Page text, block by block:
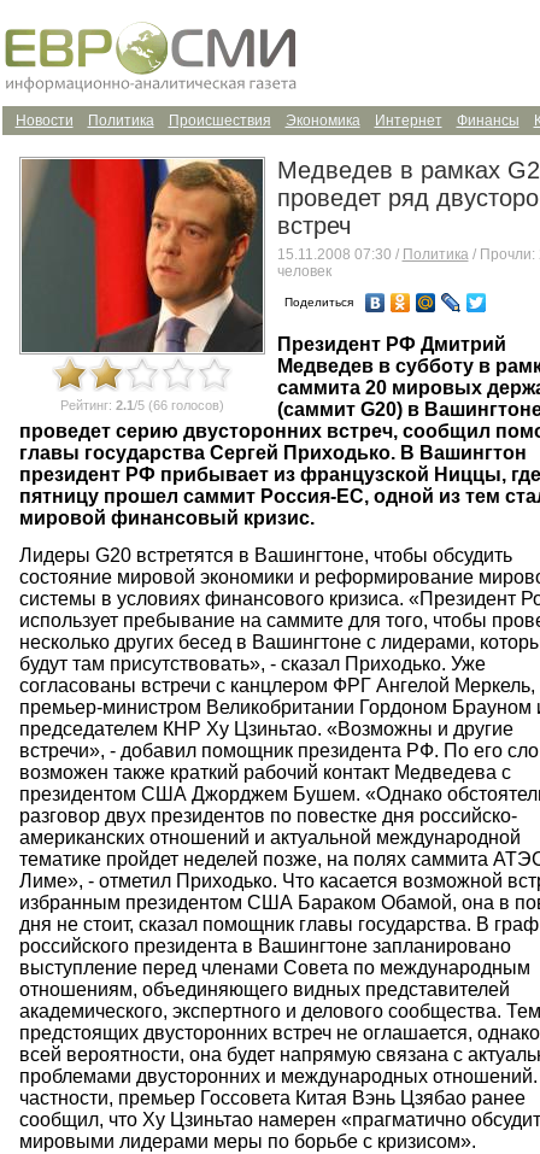
Финансы
Интернет
Экономика
Происшествия
Политика
Новости
Рейтинг: 2.1/5 (66 голосов)
Медведев в рамках
проведет ряд
встреч
15.11.2008 07:30 / Политика/ Прочли:
человек
Поделиться
Президент РФ Дмитрий
Медведев в субботу в
саммита 20 мировых
(саммит G20) в
проведет серию двусторонних встреч, сообщил
главы государства Сергей Приходько. В Вашингтон
президент РФ прибывает из французской Ниццы,
пятницу прошел саммит Россия-ЕС, одной из тем
мировой финансовый кризис.
Лидеры G20 встретятся в Вашингтоне, чтобы обсудить
состояние мировой экономики и реформирование
системы в условиях финансового кризиса. «Президент
использует пребывание на саммите для того, чтобы
несколько других бесед в Вашингтоне с лидерами,
будут там присутствовать», - сказал Приходько. Уже
согласованы встречи с канцлером ФРГ Ангелой Меркель,
премьер-министром Великобритании Гордоном Брауном
председателем КНР Ху Цзиньтао. «Возможны и другие
встречи», - добавил помощник президента РФ. По его
возможен также краткий рабочий контакт Медведева с
президентом США Джорджем Бушем. «Однако
разговор двух президентов по повестке дня российско-
американских отношений и актуальной международной
тематике пройдет неделей позже, на полях саммита
Лиме», - отметил Приходько. Что касается возможной
избранным президентом США Бараком Обамой, она в
дня не стоит, сказал помощник главы государства. В
российского президента в Вашингтоне запланировано
выступление перед членами Совета по международным
отношениям, объединяющего видных представителей
академического, экспертного и делового сообщества.
предстоящих двусторонних встреч не оглашается,
всей вероятности, она будет напрямую связана с
проблемами двусторонних и международных
частности, премьер Госсовета Китая Вэнь Цзябао ранее
сообщил, что Ху Цзиньтао намерен «прагматично
мировыми лидерами меры по борьбе с кризисом».